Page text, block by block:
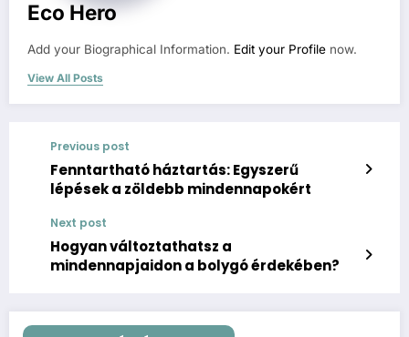
Eco Hero
Add your Biographical Information. Edit your Profile now.
View All Posts
Previous post
Fenntartható háztartás: Egyszerű
lépések a zöldebb mindennapokért
Next post
Hogyan változtathatsz a
mindennapjaidon a bolygó érdekében?